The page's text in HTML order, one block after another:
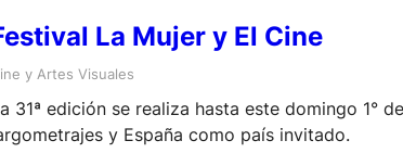
La Mujer y El Cine
y Artes Visuales
31ª edición se realiza hasta este domingo 1°
y España como país invitado.